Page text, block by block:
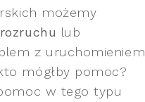
możemy
lub
z uruchomieniem
mógłby pomoc?
w tego typu